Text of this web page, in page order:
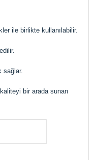
ile birlikte kullanılabilir.
sağlar.
bir arada sunan